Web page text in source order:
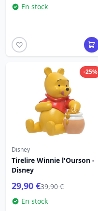
En stock
-25%
Disney
Tirelire Winnie l'Ourson -
Disney
29,90 €39,90 €
En stock